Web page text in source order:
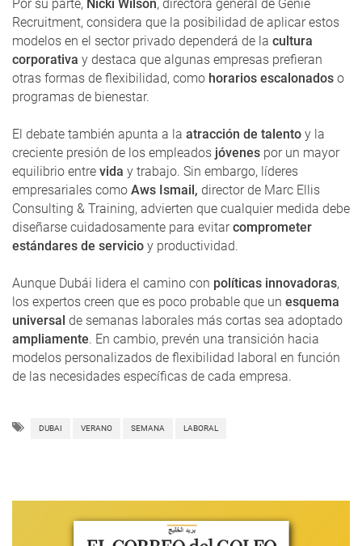
Por su parte, Nicki Wilson, directora general de Genie
Recruitment, considera que la posibilidad de aplicar estos
modelos en el sector privado dependerá de la cultura
corporativa y destaca que algunas empresas prefieran
otras formas de flexibilidad, como horarios escalonados o
programas de bienestar.
El debate también apunta a la atracción de talento y la
creciente presión de los empleados jóvenes por un mayor
equilibrio entre vida y trabajo. Sin embargo, líderes
empresariales como Aws Ismail, director de Marc Ellis
Consulting & Training, advierten que cualquier medida debe
diseñarse cuidadosamente para evitarcomprometer
estándares de servicio y productividad.
Aunque Dubái lidera el camino con políticas innovadoras,
los expertos creen que es poco probable que un esquema
universal de semanas laborales más cortas sea adoptado
ampliamente. En cambio, prevén una transición hacia
modelos personalizados de flexibilidad laboral en función
de las necesidades específicas de cada empresa.
DUBAI VERANO SEMANA LABORAL